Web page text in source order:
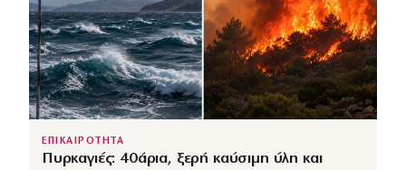
ΕΠΙΚΑΙΡΟΤΗΤΑ
Πυρκαγιές: 40άρια, ξερή καύσιμη ύλη και